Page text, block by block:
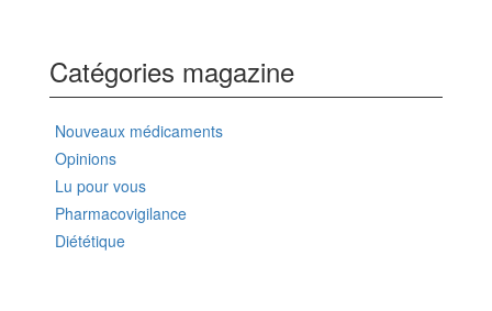
Catégories magazine
Nouveaux médicaments
Opinions
Lu pour vous
Pharmacovigilance
Diététique